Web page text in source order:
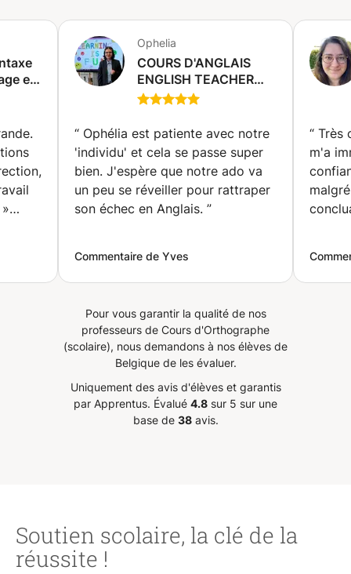
et
Ophelia
COURS D'ANGLAIS
ENGLISH TEACHER
FROM THE UK,
d'Angleterre
(Bruxelles)
“ Ophélia est patiente avec notre
'individu' et cela se passe super
bien. J'espère que notre ado va
un peu se réveiller pour rattraper
son échec en Anglais. ”
Commentaire de Yves
“ Très
m'a
Pour vous garantir la qualité de nos
professeurs de Cours d'Orthographe
(scolaire), nous demandons à nos élèves de
Belgique de les évaluer.
Uniquement des avis d'élèves et garantis
par Apprentus. Évalué 4.8 sur 5 sur une
base de 38avis.
Soutien scolaire, la clé de la
réussite !